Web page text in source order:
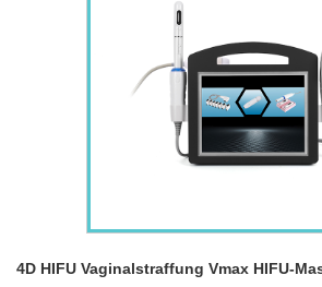
4D HIFU Vaginalstraffung Vmax HIFU-